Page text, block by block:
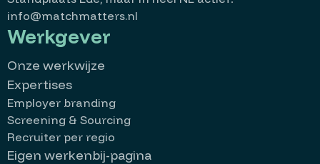
info@matchmatters.nl
Werkgever
Onze werkwijze
Expertises
Employer branding
Screening & Sourcing
Recruiter per regio
Eigen werkenbij-pagina